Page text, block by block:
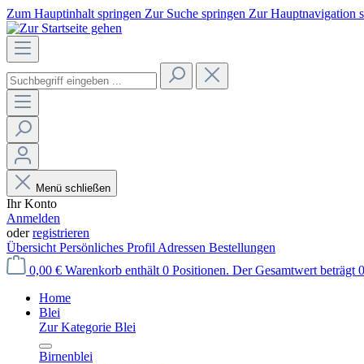
Zum Hauptinhalt springen Zur Suche springen Zur Hauptnavigation
Menü schließen
Ihr Konto
Anmelden
oderregistrieren
Übersicht Persönliches Profil Adressen Bestellungen
0,00 € Warenkorb enthält 0 Positionen. Der Gesamtwert beträgt
Home
Blei
Zur Kategorie Blei
Birnenblei